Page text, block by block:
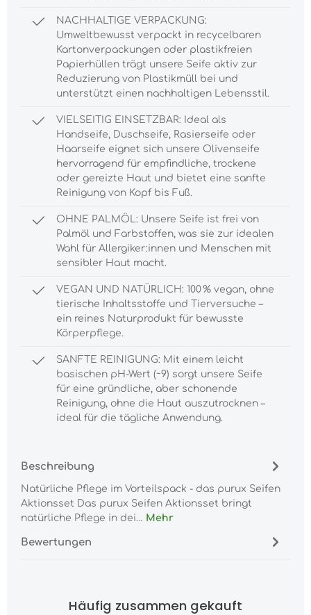
NACHHALTIGE VERPACKUNG:
Umweltbewusst verpackt in recycelbaren
Kartonverpackungen oder plastikfreien
Papierhüllen trägt unsere Seife aktiv zur
Reduzierung von Plastikmüll bei und
unterstützt einen nachhaltigen Lebensstil.
VIELSEITIG EINSETZBAR: Ideal als
Handseife, Duschseife, Rasierseife oder
Haarseife eignet sich unsere Olivenseife
hervorragend für empfindliche, trockene
oder gereizte Haut und bietet eine sanfte
Reinigung von Kopf bis Fuß.
OHNE PALMÖL: Unsere Seife ist frei von
Palmöl und Farbstoffen, was sie zur idealen
Wahl für Allergiker:innen und Menschen mit
sensibler Haut macht.
VEGAN UND NATÜRLICH: 100 % vegan, ohne
tierische Inhaltsstoffe und Tierversuche –
ein reines Naturprodukt für bewusste
Körperpflege.
SANFTE REINIGUNG: Mit einem leicht
basischen pH-Wert (~9) sorgt unsere Seife
für eine gründliche, aber schonende
Reinigung, ohne die Haut auszutrocknen –
ideal für die tägliche Anwendung.
Beschreibung
Natürliche Pflege im Vorteilspack - das purux Seifen
Aktionsset Das purux Seifen Aktionsset bringt
natürliche Pflege in dei… Mehr
Bewertungen
Häufig zusammen gekauft